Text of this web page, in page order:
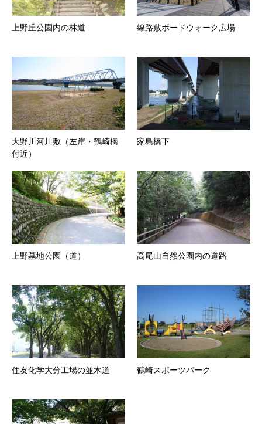
上野丘公園内の林道 線路敷ボードウォーク広場
大野川河川敷（左岸・鶴崎橋
付近）
家島橋下
上野墓地公園（道） 高尾山自然公園内の道路
住友化学大分工場の並木道 鶴崎スポーツパーク